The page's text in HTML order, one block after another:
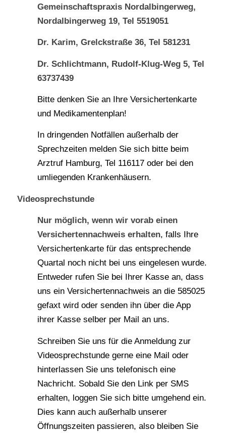
Gemeinschaftspraxis Nordalbingerweg,
Nordalbingerweg 19, Tel 5519051
Dr. Karim, Grelckstraße 36, Tel 581231
Dr. Schlichtmann, Rudolf-Klug-Weg 5, Tel
63737439
Bitte denken Sie an Ihre Versichertenkarte
und Medikamentenplan!
In dringenden Notfällen außerhalb der
Sprechzeiten melden Sie sich bitte beim
Arztruf Hamburg, Tel 116117 oder bei den
umliegenden Krankenhäusern.
Videosprechstunde
Nur möglich, wenn wir vorab einen
Versichertennachweis erhalten, falls Ihre
Versichertenkarte für das entsprechende
Quartal noch nicht bei uns eingelesen wurde.
Entweder rufen Sie bei Ihrer Kasse an, dass
uns ein Versichertennachweis an die 585025
gefaxt wird oder senden ihn über die App
ihrer Kasse selber per Mail an uns.
Schreiben Sie uns für die Anmeldung zur
Videosprechstunde gerne eine Mail oder
hinterlassen Sie uns telefonisch eine
Nachricht. Sobald Sie den Link per SMS
erhalten, loggen Sie sich bitte umgehend ein.
Dies kann auch außerhalb unserer
Öffnungszeiten passieren, also bleiben Sie